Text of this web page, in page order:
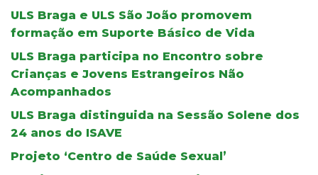
ULS Braga e ULS São João promovem
formação em Suporte Básico de Vida
ULS Braga participa no Encontro sobre
Crianças e Jovens Estrangeiros Não
Acompanhados
ULS Braga distinguida na Sessão Solene dos
24 anos do ISAVE
Projeto ‘Centro de Saúde Sexual’